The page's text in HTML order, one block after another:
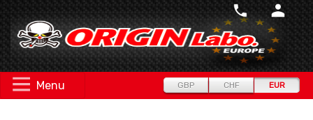
Menu GBP CHF EUR